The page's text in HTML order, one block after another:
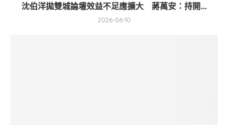
沈伯洋拋雙城論壇效益不足應擴大 蔣萬安：持開...
2026-06-10